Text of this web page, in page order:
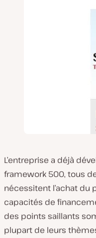
L’entreprise a déjà
framework 500, tous
nécessitent l’achat du
capacités de
des points saillants
plupart de leurs